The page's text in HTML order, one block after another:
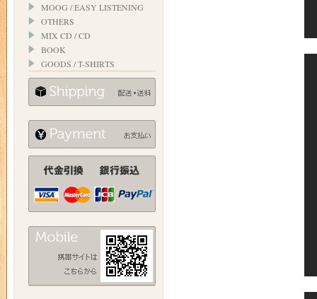
MOOG / EASY LISTENING
OTHERS
MIX CD / CD
BOOK
GOODS / T-SHIRTS